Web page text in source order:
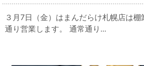
３月7日（金）はまんだらけ札幌店は
通り営業します。 通常通り...